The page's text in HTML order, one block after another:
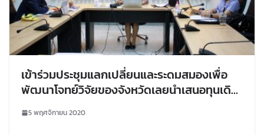
เข้าร่วมประชุมแลกเปลี่ยนและระดมสมองเพื่อ
พัฒนาโจทย์วิจัยของจังหวัดเลยนำเสนอทุนเดิม
และจัดการทุนด้านการพัฒนาพื้นที่ (บพท.)
5 พฤศจิกายน 2020